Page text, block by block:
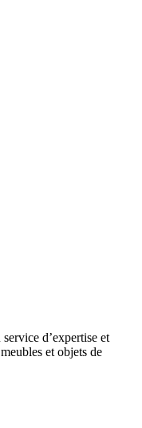
d’expertise et
et objets de